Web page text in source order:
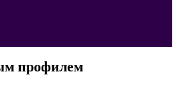
профилем